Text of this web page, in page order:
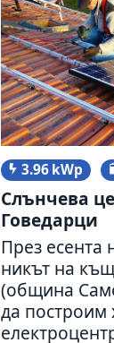
3.96 kWp
Слънчева
Говедарци
През есента
ни­кът на
(община
да построим